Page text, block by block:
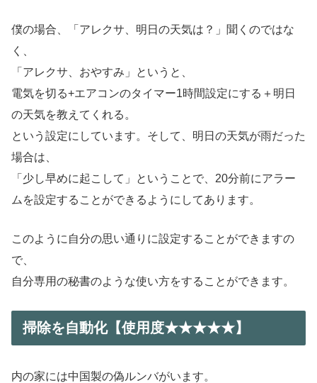
僕の場合、「アレクサ、明日の天気は？」聞くのではな
く、
「アレクサ、おやすみ」というと、
電気を切る+エアコンのタイマー1時間設定にする＋明日
の天気を教えてくれる。
という設定にしています。そして、明日の天気が雨だった
場合は、
「少し早めに起こして」ということで、20分前にアラー
ムを設定することができるようにしてあります。
このように自分の思い通りに設定することができますの
で、
自分専用の秘書のような使い方をすることができます。
掃除を自動化【使用度★★★★★】
内の家には中国製の偽ルンバがいます。